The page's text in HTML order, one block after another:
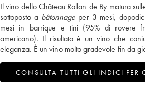
Il vino dello Château Rollan de By matura
sottoposto a bâtonnage per 3 mesi,
mesi in barrique e tini (95% di rovere
americano). Il risultato è un vino che
eleganza. È un vino molto gradevole fin da
CONSULTA TUTTI GLI INDICI PER